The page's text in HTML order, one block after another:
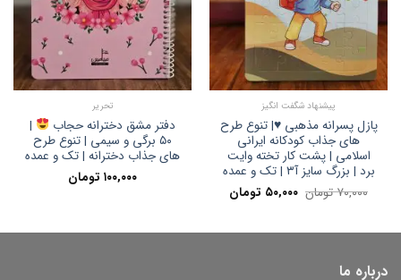
پیشنهاد شگفت انگیز
پازل پسرانه مذهبی ♥️| تنوع طرح
های جذاب کودکانه ایرانی
اسلامی | پشت کار تخته وایت
برد | بزرگ سایز آ۳ | تک و عمده
۷۰,۰۰۰تومان قیمت
اصلی:
۵۰,۰۰۰ تومان
تحریر
دفتر مشق دخترانه حجاب
|
۵۰ برگی و سیمی | تنوع طرح
های جذاب دخترانه | تک و عمده
۱۰۰,۰۰۰ تومان
درباره ما